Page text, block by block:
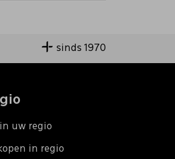
sinds 1970
uw regio
in regio